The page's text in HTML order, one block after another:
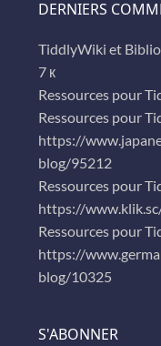
DERNIERS
TiddlyWiki et
7 к
Ressources pour
Ressources pour
https://
blog/95212
Ressources pour
https://
Ressources pour
https://
blog/10325
S'ABONNER